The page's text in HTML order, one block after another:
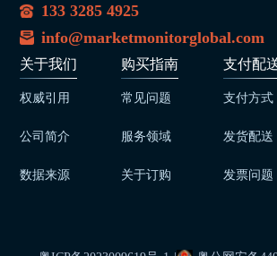
133 3285 4925
info@marketmonitorglobal.com
关于我们
权威引用
公司简介
数据来源
购买指南
常见问题
服务领域
关于订购
支付配
支付方式
发货配送
发票问题